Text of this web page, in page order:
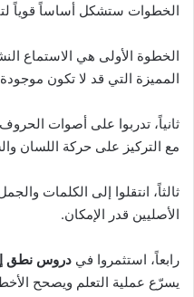
الخطوات ستشكل أساساً قوياً
الخطوة الأولى هي الاستماع
المميزة التي قد لا تكون
ثانياً، تدربوا على أصوات
مع التركيز على حركة اللسان
ثالثاً، انتقلوا إلى الكلمات
الأصليين قدر الإمكان.
رابعاً، استثمروا في دروس نطق
يسرّع عملية التعلم ويصحح